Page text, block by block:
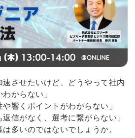
速させたいけど、どうやって社内
からない」
や響くポイントがわからない」
返信がなく、選考に繋がらない」
多いのではないでしょうか。